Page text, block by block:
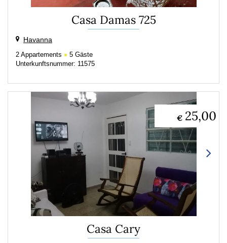
Casa Damas 725
Havanna
2 Appartements 5 Gäste
Unterkunftsnummer: 11575
25,00
€
Casa Cary